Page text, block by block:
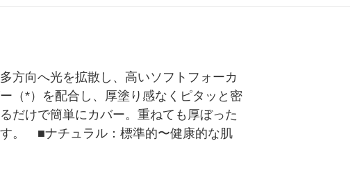
方向へ光を拡散し、高いソフトフォーカ
（*）を配合し、厚塗り感なくピタッと密
だけで簡単にカバー。重ねても厚ぼった
。　■ナチュラル：標準的〜健康的な肌